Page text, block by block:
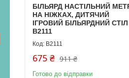
БІЛЬЯРД НАСТІЛЬНИЙ
НА НІЖКАХ, ДИТЯЧИЙ
ІГРОВИЙ БІЛЬЯРДНИЙ СТІЛ
B2111
B2111
911 ₴
675 ₴
Готово до відправки